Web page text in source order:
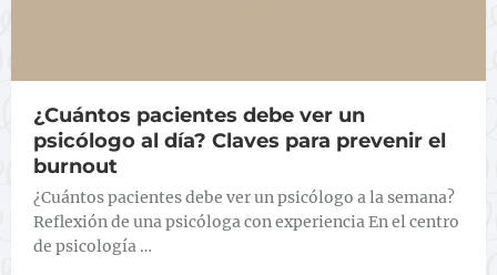
¿Cuántos pacientes debe ver un
psicólogo al día? Claves para prevenir el
burnout
¿Cuántos pacientes debe ver un psicólogo a la semana?
Reflexión de una psicóloga con experiencia En el centro
de psicología …